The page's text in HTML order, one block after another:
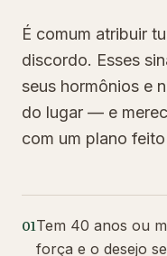
É comum atribuir
discordo. Esses
seus hormônios e
do lugar — e
com um plano
01Tem 40 anos ou
força e o desejo